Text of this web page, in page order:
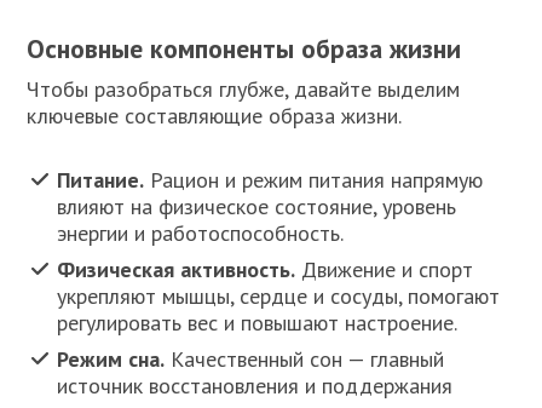
Основные компоненты образа жизни
Чтобы разобраться глубже, давайте выделим
ключевые составляющие образа жизни.
Питание. Рацион и режим питания напрямую
влияют на физическое состояние, уровень
энергии и работоспособность.
Физическая активность. Движение и спорт
укрепляют мышцы, сердце и сосуды, помогают
регулировать вес и повышают настроение.
Режим сна. Качественный сон — главный
источник восстановления и поддержания